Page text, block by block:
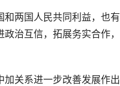
和两国人民共同利益，也
政治互信，拓展务实合作
加关系进一步改善发展作